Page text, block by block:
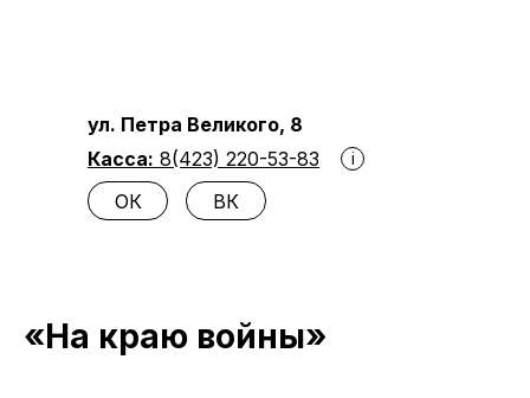
ул. Петра Великого, 8
Касса: 8(423) 220-53-83
ВК
ОК
i
«На краю войны»